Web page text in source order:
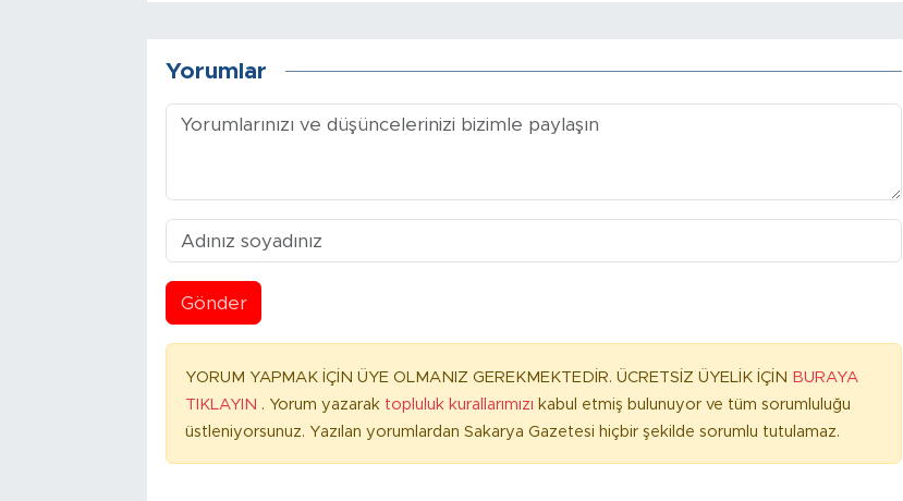
Yorumlar
Gönder
YORUM YAPMAK İÇİN ÜYE OLMANIZ GEREKMEKTEDİR. ÜCRETSİZ ÜYELİK İÇİN BURAYA
TIKLAYIN . Yorum yazarak topluluk kurallarımızı kabul etmiş bulunuyor ve tüm sorumluluğu
üstleniyorsunuz. Yazılan yorumlardan Sakarya Gazetesi hiçbir şekilde sorumlu tutulamaz.